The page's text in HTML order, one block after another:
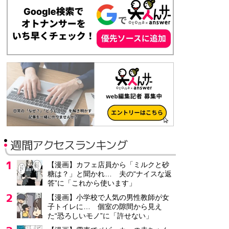
千葉県 鎌ケ谷市
正社員
月給25万円～
ガスプランの提案営業
株式会社ACT
埼玉県 さいたま市
正社員
月給25万円
児童・福祉・介護業界向けフィールドセールス/未経験歓迎/
株式会社LITALICO
東京都 目黒区
正社員
年収400万円～900万円
日払いOKで即日収入/一般事務/福祉用具のレンタル業の営
週間アクセスランキング
【漫画】カフェ店員から「ミルクと砂
糖は？」と聞かれ… 夫の“ナイスな返
答”に「これから使います」
【漫画】小学校で人気の男性教師が女
子トイレに… 個室の隙間から見え
た“恐ろしいモノ”に「許せない」